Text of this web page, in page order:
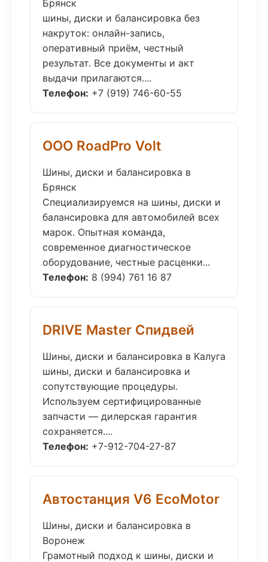
Брянск
шины, диски и балансировка без
накруток: онлайн-запись,
оперативный приём, честный
результат. Все документы и акт
выдачи прилагаются....
Телефон: +7 (919) 746-60-55
ООО RoadPro Volt
Шины, диски и балансировка в
Брянск
Специализируемся на шины, диски и
балансировка для автомобилей всех
марок. Опытная команда,
современное диагностическое
оборудование, честные расценки...
Телефон: 8 (994) 761 16 87
DRIVE Master Спидвей
Шины, диски и балансировка в Калуга
шины, диски и балансировка и
сопутствующие процедуры.
Используем сертифицированные
запчасти — дилерская гарантия
сохраняется....
Телефон: +7-912-704-27-87
Автостанция V6 EcoMotor
Шины, диски и балансировка в
Воронеж
Грамотный подход к шины, диски и